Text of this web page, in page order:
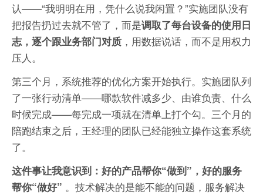
认——“我明明在用，凭什么说我闲置？”实施团队没有
把报告扔过去就不管了，而是调取了每台设备的使用日
志，逐个跟业务部门对质 ，用数据说话，而不是用权力
压人。
第三个月，系统推荐的优化方案开始执行。实施团队列
了一张行动清单——哪款软件减多少、由谁负责、什么
时候完成——每完成一项就在清单上打个勾。三个月的
陪跑结束之后，王经理的团队已经能独立操作这套系统
了。
这件事让我意识到：好的产品帮你“做到”，好的服务
帮你“做好” 。技术解决的是能不能的问题，服务解决